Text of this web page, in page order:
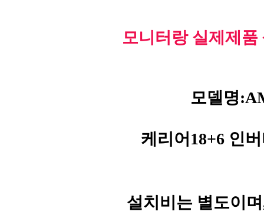
모니터랑 실제제
모델명
케리어18+6 인
설치비는 별도이